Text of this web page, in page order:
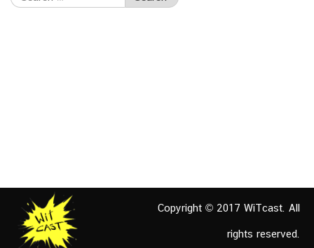
for:
Copyright © 2017 WiTcast. All
rights reserved.